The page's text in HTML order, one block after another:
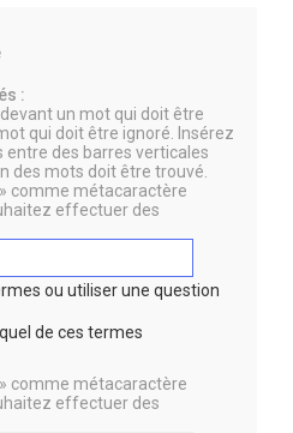
:
un mot qui doit être
qui doit être ignoré. Insérez
entre des barres verticales
des mots doit être trouvé.
comme métacaractère
effectuer des
ou utiliser une question
de ces termes
comme métacaractère
effectuer des